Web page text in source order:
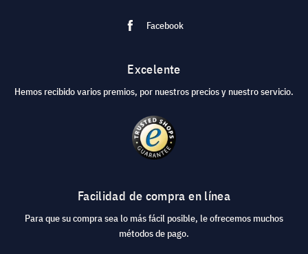
Facebook
Excelente
Hemos recibido varios premios, por nuestros precios y nuestro servicio.
Facilidad de compra en línea
Para que su compra sea lo más fácil posible, le ofrecemos muchos
métodos de pago.